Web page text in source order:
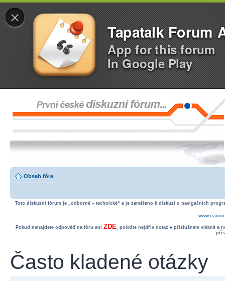
×
Tapatalk Forum
App for this forum
In Google Play
Obsah fóra
Toto diskuzní fórum je „odborně – technické“ a je zaměřeno k diskuzi o navigačních
Pokud nenajdete odpověď na fóru ani ZDE, položte nejdřív dotaz v příslušném vlákně a
Často kladené otázky